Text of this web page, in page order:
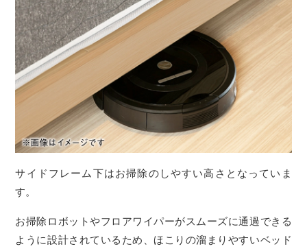
サイドフレーム下はお掃除のしやすい高さとなっていま
す。
お掃除ロボットやフロアワイパーがスムーズに通過できる
ように設計されているため、ほこりの溜まりやすいベッド